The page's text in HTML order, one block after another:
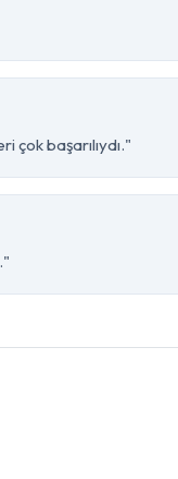
çok başarılıydı."